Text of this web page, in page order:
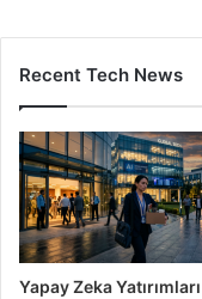
Recent Tech News
Yapay Zeka Yatırımları